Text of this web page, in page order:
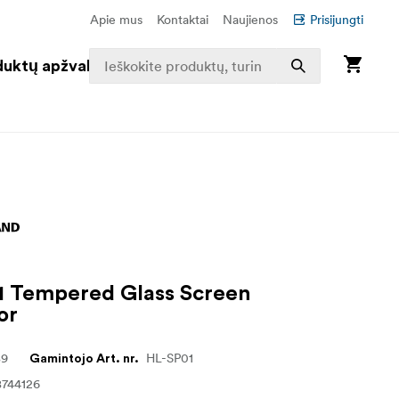
Apie mus Kontaktai Naujienos Prisijungti
apžvalga
Tempered Glass Screen
Gamintojo Art. nr.
HL-SP01